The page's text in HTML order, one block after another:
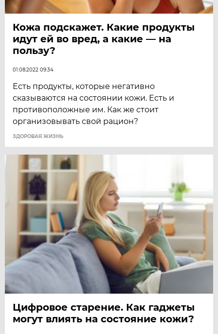
Кожа подскажет. Какие продукты
идут ей во вред, а какие — на
пользу?
01.08.2022 09:34
Есть продукты, которые негативно
сказываются на состоянии кожи. Есть и
противоположные им. Как же стоит
организовывать свой рацион?
ЗДОРОВАЯ ЖИЗНЬ
Цифровое старение. Как гаджеты
могут влиять на состояние кожи?